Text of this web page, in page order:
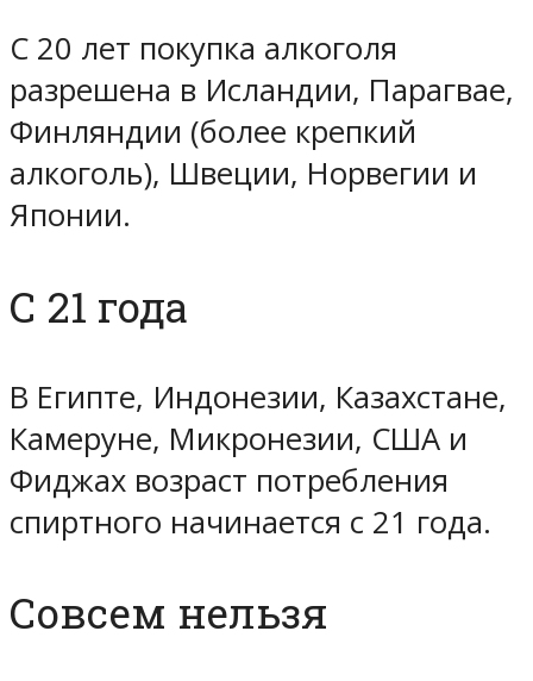
С 20 лет покупка алкоголя
разрешена в Исландии, Парагвае,
Финляндии (более крепкий
алкоголь), Швеции, Норвегии и
Японии.
С 21 года
В Египте, Индонезии, Казахстане,
Камеруне, Микронезии, США и
Фиджах возраст потребления
спиртного начинается с 21 года.
Совсем нельзя